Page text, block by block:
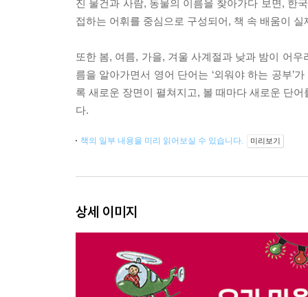
진 물건과 사람, 동물의 이름을 찾아가다 보면, 한
접하는 어휘를 중심으로 구성되어, 책 속 배움이
또한 봄, 여름, 가을, 겨울 사계절과 낮과 밤이 어
름을 알아가면서 영어 단어는 ‘외워야 하는 공부’
록 새로운 장면이 펼쳐지고, 볼 때마다 새로운 단
다.
책의 일부 내용을 미리 읽어보실 수 있습니다. 미리보기
상세 이미지